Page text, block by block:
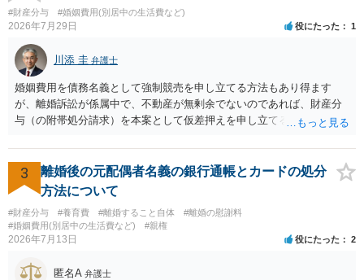
変わり得ます。依頼前に、交渉だけの場合、訴訟になった場合、回収
できなかった場合の費用を確認しておくとよいでしょう。 弁護士選び
では、不貞慰謝料案件の経験が相応にあるか、費用体系が明確か、見
通しを過度に楽観的に言い過ぎないか、質問に具体的に答えてくれる
か、連絡方法（メール、電話、弁護士直接か事務局員を介するかな
ど）や対応スピードが合うかを確認するとよいと思います。いずれに
しましても、弁護士への相談・依頼にあたっては、証拠資料、夫と相
手方の関係、相手方の氏名・住所等、夫婦関係への影響、離婚予定の
#財産分与 #婚姻費用(別居中の生活費など)
2026年7月29日 役にたった 1
川添 圭 弁護士
婚姻費用を債務名義として強制競売を申し立てる方法もあり得ます
が、離婚訴訟が係属中で、不動産が無剰余でないのであれば、財産分
与（の附帯処分請求）を本案として仮差押えを申し立てる（法的には
えられます。弁護士へ依頼しているのであれば、担当弁護士とよく相
談してください。
3
離婚後の元配偶者名義の銀行通帳とカードの処分
方法について
#財産分与 #養育費 #離婚すること自体
#離婚の慰謝料
#婚姻費用(別居中の生活費など)
#親権
2026年7月13日 役にたった 2
匿名A 弁護士